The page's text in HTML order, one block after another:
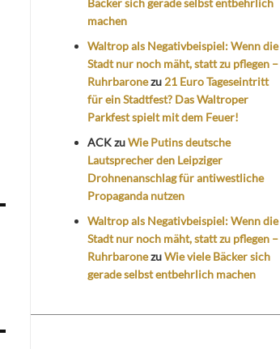
Bäcker sich gerade selbst entbehrlich
machen
Waltrop als Negativbeispiel: Wenn die
Stadt nur noch mäht, statt zu pflegen –
Ruhrbaronezu 21 Euro Tageseintritt
für ein Stadtfest? Das Waltroper
Parkfest spielt mit dem Feuer!
ACKzuWie Putins deutsche
Lautsprecher den Leipziger
Drohnenanschlag für antiwestliche
Propaganda nutzen
Waltrop als Negativbeispiel: Wenn die
Stadt nur noch mäht, statt zu pflegen –
RuhrbaronezuWie viele Bäcker sich
gerade selbst entbehrlich machen